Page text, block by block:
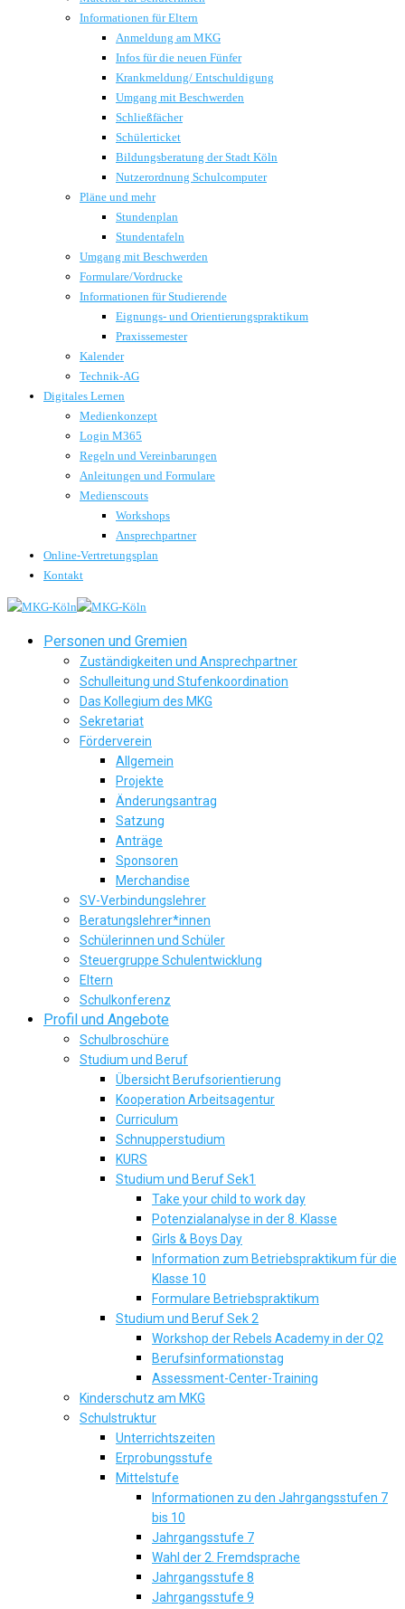
Informationen für Eltern
Anmeldung am MKG
Infos für die neuen Fünfer
Krankmeldung/ Entschuldigung
Umgang mit Beschwerden
Schließfächer
Schülerticket
Bildungsberatung der Stadt Köln
Nutzerordnung Schulcomputer
Pläne und mehr
Stundenplan
Stundentafeln
Umgang mit Beschwerden
Formulare/Vordrucke
Informationen für Studierende
Eignungs- und Orientierungspraktikum
Praxissemester
Kalender
Technik-AG
Digitales Lernen
Medienkonzept
Login M365
Regeln und Vereinbarungen
Anleitungen und Formulare
Medienscouts
Workshops
Ansprechpartner
Online-Vertretungsplan
Kontakt
Personen und Gremien
Zuständigkeiten und Ansprechpartner
Schulleitung und Stufenkoordination
Das Kollegium des MKG
Sekretariat
Förderverein
Allgemein
Projekte
Änderungsantrag
Satzung
Anträge
Sponsoren
Merchandise
SV-Verbindungslehrer
Beratungslehrer*innen
Schülerinnen und Schüler
Steuergruppe Schulentwicklung
Eltern
Schulkonferenz
Profil und Angebote
Schulbroschüre
Studium und Beruf
Übersicht Berufsorientierung
Kooperation Arbeitsagentur
Curriculum
Schnupperstudium
KURS
Studium und Beruf Sek1
Take your child to work day
Potenzialanalyse in der 8. Klasse
Girls & Boys Day
Information zum Betriebspraktikum für die
Klasse 10
Formulare Betriebspraktikum
Studium und Beruf Sek 2
Workshop der Rebels Academy in der Q2
Berufsinformationstag
Assessment-Center-Training
Kinderschutz am MKG
Schulstruktur
Unterrichtszeiten
Erprobungsstufe
Mittelstufe
Informationen zu den Jahrgangsstufen 7
bis 10
Jahrgangsstufe 7
Wahl der 2. Fremdsprache
Jahrgangsstufe 8
Jahrgangsstufe 9